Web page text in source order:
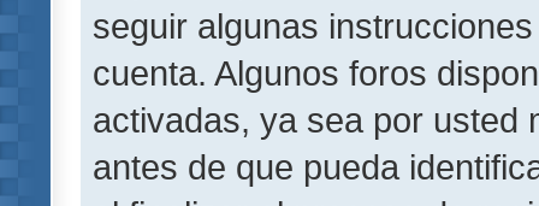
seguir algunas
cuenta. Algunos foros
activadas, ya sea por usted
antes de que pueda